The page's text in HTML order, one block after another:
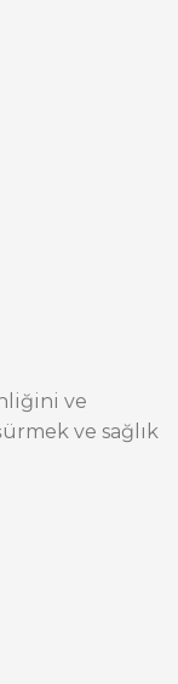
ve
ve sağlık